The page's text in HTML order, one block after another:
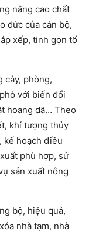
nâng cao chất
đức của cán bộ,
xếp, tinh gọn tổ
cây, phòng,
với biến đổi
hoang dã… Theo
khí tượng thủy
kế hoạch điều
phù hợp, sử
sản xuất nông
bộ, hiệu quả,
nhà tạm, nhà